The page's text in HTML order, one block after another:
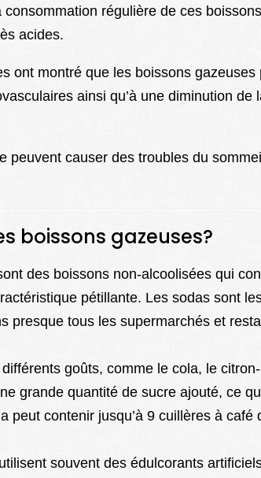
régulière de ces
acides.
ont montré que les boissons
ainsi qu’à une diminution de
peuvent causer des troubles du
boissons gazeuses?
des boissons non-alcoolisées qui
pétillante. Les sodas sont
presque tous les supermarchés et
goûts, comme le cola, le
grande quantité de sucre ajouté, ce
peut contenir jusqu’à 9 cuillères à café
souvent des édulcorants